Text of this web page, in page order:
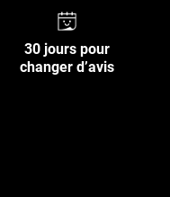
30 jours pour
changer d’avis